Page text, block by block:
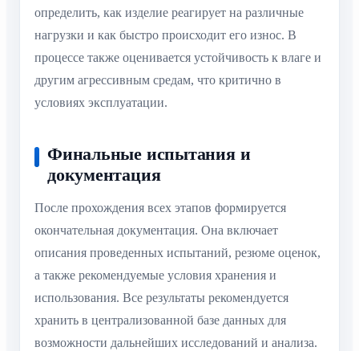
определить, как изделие реагирует на различные
нагрузки и как быстро происходит его износ. В
процессе также оценивается устойчивость к влаге и
другим агрессивным средам, что критично в
условиях эксплуатации.
Финальные испытания и
документация
После прохождения всех этапов формируется
окончательная документация. Она включает
описания проведенных испытаний, резюме оценок,
а также рекомендуемые условия хранения и
использования. Все результаты рекомендуется
хранить в централизованной базе данных для
возможности дальнейших исследований и анализа.